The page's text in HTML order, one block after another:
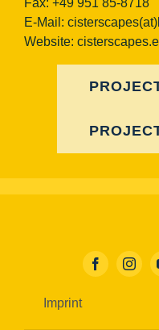
Fax: +49 951 85-8718
E-Mail:
Website:
Imprint